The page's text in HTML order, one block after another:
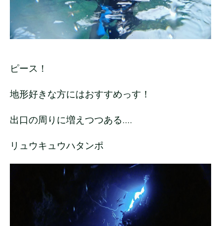
ピース！
地形好きな方にはおすすめっす！
出口の周りに増えつつある....
リュウキュウハタンポ